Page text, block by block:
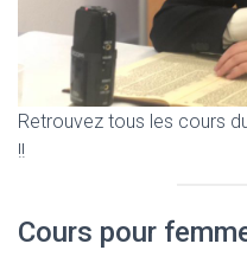
Retrouvez tous les cours
!!
Cours pour